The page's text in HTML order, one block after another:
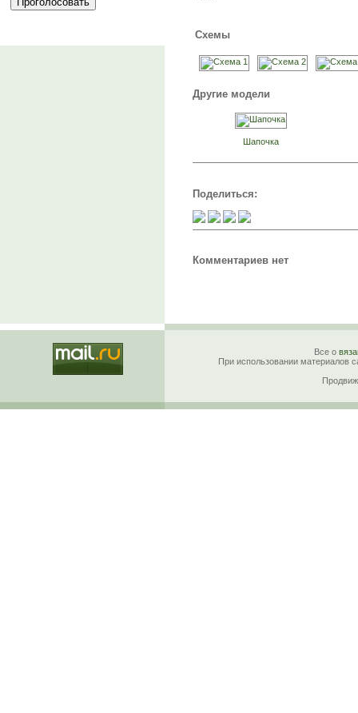
Схемы
Другие модели
Шапочка
Поделиться:
Комментариев нет
Все о
При использовании материалов